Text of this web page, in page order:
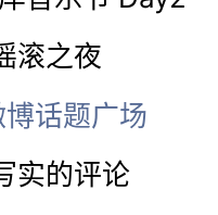
滚之夜
话题广场
实的评论